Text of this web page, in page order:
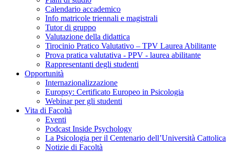
Calendario accademico
Info matricole triennali e magistrali
Tutor di gruppo
Valutazione della didattica
Tirocinio Pratico Valutativo – TPV Laurea Abilitante
Prova pratica valutativa - PPV - laurea abilitante
Rappresentanti degli studenti
Opportunità
Internazionalizzazione
Europsy: Certificato Europeo in Psicologia
Webinar per gli studenti
Vita di Facoltà
Eventi
Podcast Inside Psychology
La Psicologia per il Centenario dell’Università Cattolica
Notizie di Facoltà